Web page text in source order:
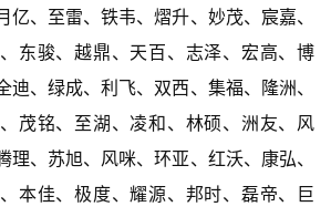
亿、至雷、铁韦、熠升、妙茂、宸嘉、
东骏、越鼎、天百、志泽、宏高、博
迪、绿成、利飞、双西、集福、隆洲、
茂铭、至湖、凌和、林硕、洲友、风
理、苏旭、风咪、环亚、红沃、康弘、
本佳、极度、耀源、邦时、磊帝、巨